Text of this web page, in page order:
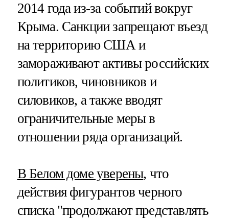
2014 года из-за событий вокруг
Крыма. Санкции запрещают въезд
на территорию США и
замораживают активы российских
политиков, чиновников и
силовиков, а также вводят
ограничительные меры в
отношении ряда организаций.
В Белом доме уверены, что
действия фигурантов черного
списка "продолжают представлять